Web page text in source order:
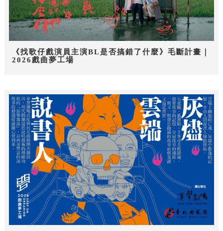
《找歌仔戲演員主演BL是否搞錯了什麼》毛斷計畫｜
2026戲曲夢工場